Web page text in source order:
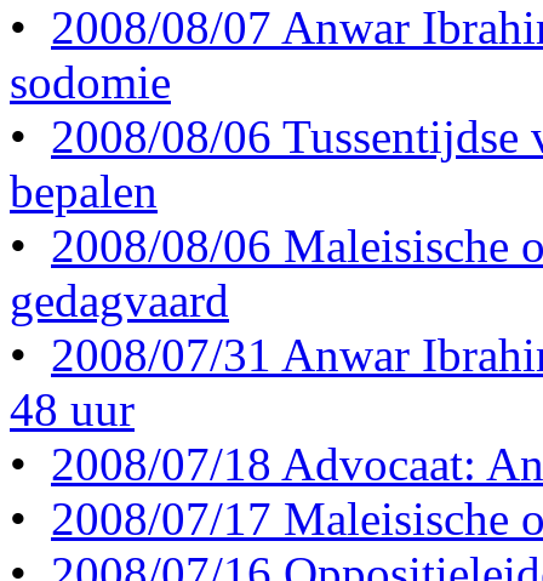
• 2008/08/07 Anwar
sodomie
• 2008/08/06
bepalen
• 2008/08/06 Maleisische
gedagvaard
• 2008/07/31 Anwar
48 uur
• 2008/07/18 Advocaat:
• 2008/07/17 Maleisische